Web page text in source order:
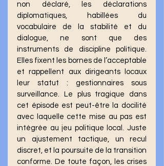
non déclaré, les déclarations
diplomatiques, habillées du
vocabulaire de la stabilité et du
dialogue, ne sont que des
instruments de discipline politique.
Elles fixent les bornes de l’acceptable
et rappellent aux dirigeants locaux
leur statut : gestionnaires sous
surveillance. Le plus tragique dans
cet épisode est peut-être la docilité
avec laquelle cette mise au pas est
intégrée au jeu politique local. Juste
un ajustement tactique, un recul
discret, et la poursuite de la transition
conforme. De toute façon, les crises